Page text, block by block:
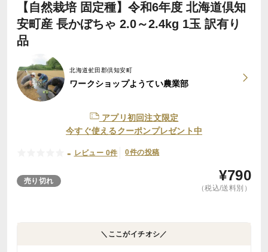
【自然栽培 固定種】令和6年度 北海道倶知
安町産 長かぼちゃ 2.0～2.4kg 1玉 訳有り
品
北海道虻田郡倶知安町
ワークショップようてい農業部
アプリ初回注文限定
今すぐ使えるクーポンプレゼント中
- レビュー 0件 0件の投稿
売り切れ ¥790
（税込/送料別）
＼ここがイチオシ／